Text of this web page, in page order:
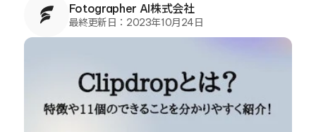
Fotographer AI株式会社
最終更新日： 2023年10月24日